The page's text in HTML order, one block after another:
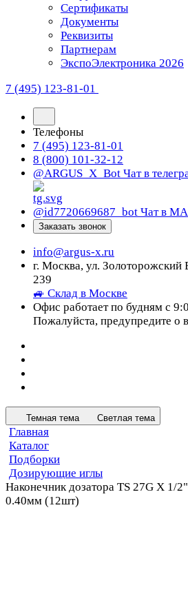
Сертификаты
Документы
Реквизиты
Партнерам
ЭкспоЭлектроника 2026
7 (495) 123-81-01
Телефоны
7 (495) 123-81-01
8 (800) 101-32-12
@ARGUS_X_Bot Чат в
@id7720669687_bot Чат в
Заказать звонок
info@argus-x.ru
г. Москва, ул. Золоторожский
239
🚙 Склад в Москве
Офис работает по будням с
Пожалуйста, предупредите о
Темная тема Светлая тема
Главная
Каталог
Подборки
Дозирующие иглы
Наконечник дозатора TS 27G X 1/
0.40мм (12шт)